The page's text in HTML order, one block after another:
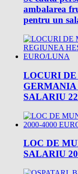
ambalarea
pentru un
LOCURI
GERMANIA
SALARIU
LOC DE
SALARIU